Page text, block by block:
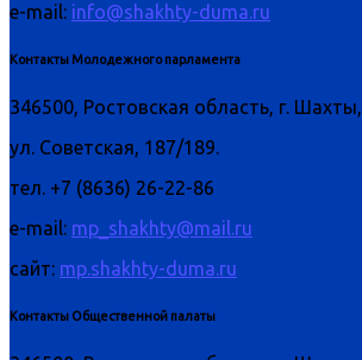
e-mail: info@shakhty-duma.ru
Контакты Молодежного парламента
346500, Ростовская область, г. Шахты,
ул. Советская, 187/189.
тел. +7 (8636) 26-22-86
e-mail: mp_shakhty@mail.ru
сайт: mp.shakhty-duma.ru
Контакты Общественной палаты